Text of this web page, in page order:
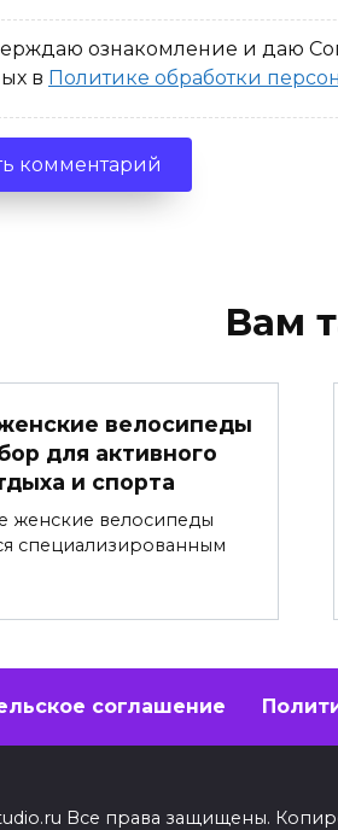
ознакомление и даю
в Политике обработки
Вам
велосипеды
для активного
и спорта
женские велосипеды
специализированным
соглашение
Все права защищены.